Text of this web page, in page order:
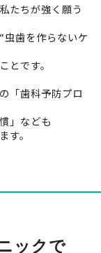
たちが強く願う
虫歯を作らないケ
とです。
「歯科予防プロ
」なども
す。
ックで